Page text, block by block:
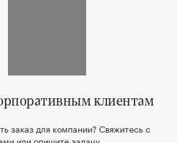
клиентам
заказ для компании? Свяжитесьс